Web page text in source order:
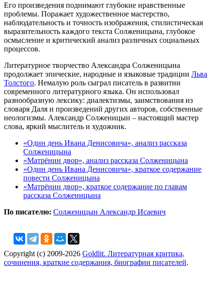
Его произведения поднимают глубокие нравственные
проблемы. Поражает художественное мастерство,
наблюдательность и точность изображения, стилистическая
выразительность каждого текста Солженицына, глубокое
осмысление и критический анализ различных социальных
процессов.
Литературное творчество Александра Солженицына
продолжает эпические, народные и языковые традиции Льва
Толстого. Немалую роль сыграл писатель в развитии
современного литературного языка. Он использовал
разнообразную лексику: диалектизмы, заимствования из
словаря Даля и произведений других авторов, собственные
неологизмы. Александр Солженицын – настоящий мастер
слова, яркий мыслитель и художник.
«Один день Ивана Денисовича», анализ рассказа
Солженицына
«Матрёнин двор», анализ рассказа Солженицына
«Один день Ивана Денисовича», краткое содержание
повести Солженицына
«Матрёнин двор», краткое содержание по главам
рассказа Солженицына
По писателю: Солженицын Александр Исаевич
Copyright (c) 2009-2026 Goldlit. Литературная критика,
сочинения, краткие содержания, биографии писателей.